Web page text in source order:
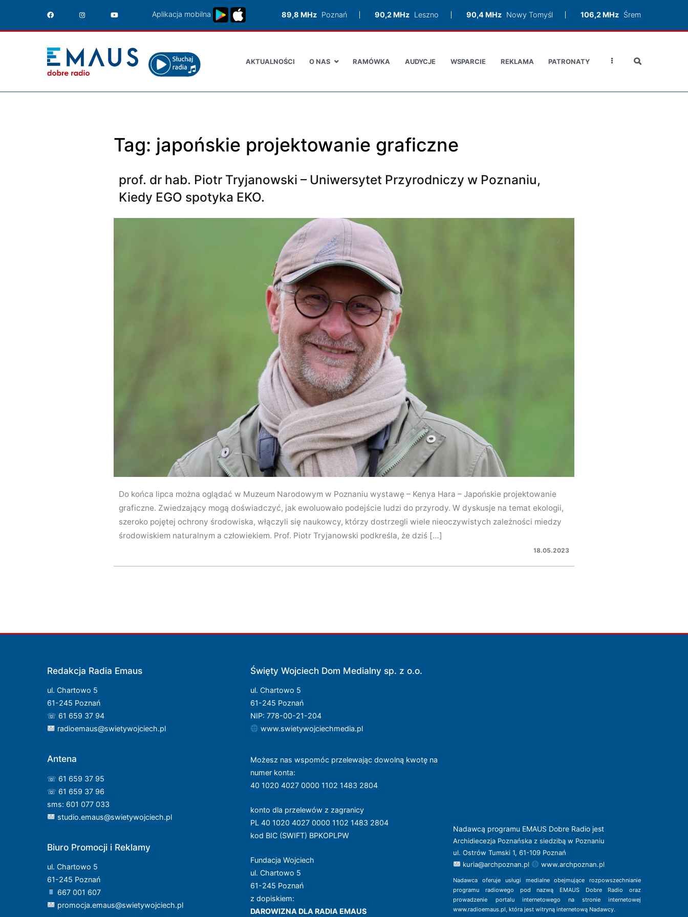
treści
89,8 MHz Poznań 90,2 MHz Leszno 90,4 MHz Nowy Tomyśl 106,2 MHz Śrem
Aplikacja mobilna
AKTUALNOŚCI O NAS RAMÓWKA AUDYCJE WSPARCIE REKLAMA PATRONATY
Tag: japońskie projektowanie graficzne
prof. dr hab. Piotr Tryjanowski – Uniwersytet Przyrodniczy w Poznaniu,
Kiedy EGO spotyka EKO.
Do końca lipca można oglądać w Muzeum Narodowym w Poznaniu wystawę – Kenya Hara – Japońskie projektowanie
graficzne. Zwiedzający mogą doświadczyć, jak ewoluowało podejście ludzi do przyrody. W dyskusje na temat ekologii,
szeroko pojętej ochrony środowiska, włączyli się naukowcy, którzy dostrzegli wiele nieoczywistych zależności miedzy
środowiskiem naturalnym a człowiekiem. Prof. Piotr Tryjanowski podkreśla, że dziś […]
18.05.2023
Redakcja Radia Emaus
ul. Chartowo 5
61-245 Poznań
☏ 61 659 37 94
radioemaus@swietywojciech.pl
Antena
☏ 61 659 37 95
☏ 61 659 37 96
sms: 601 077 033
studio.emaus@swietywojciech.pl
Biuro Promocji i Reklamy
ul. Chartowo 5
61-245 Poznań
667 001 607
promocja.emaus@swietywojciech.pl
Święty Wojciech Dom Medialny sp. z o.o.
ul. Chartowo 5
61-245 Poznań
NIP: 778-00-21-204
www.swietywojciechmedia.pl
Możesz nas wspomóc przelewając dowolną kwotę na
numer konta:
40 1020 4027 0000 1102 1483 2804
konto dla przelewów z zagranicy
PL 40 1020 4027 0000 1102 1483 2804
kod BIC (SWIFT) BPKOPLPW
Fundacja Wojciech
ul. Chartowo 5
61-245 Poznań
z dopiskiem:
DAROWIZNA DLA RADIA EMAUS
Nadawcą programu EMAUS Dobre Radio jest
Archidiecezja Poznańska z siedzibą w Poznaniu
ul. Ostrów Tumski 1, 61-109 Poznań
kuria@archpoznan.pl
www.archpoznan.pl
Nadawca oferuje usługi medialne obejmujące rozpowszechnianie
programu radiowego pod nazwą EMAUS Dobre Radio oraz
prowadzenie portalu internetowego na stronie internetowej
www.radioemaus.pl, która jest witryną internetową Nadawcy.